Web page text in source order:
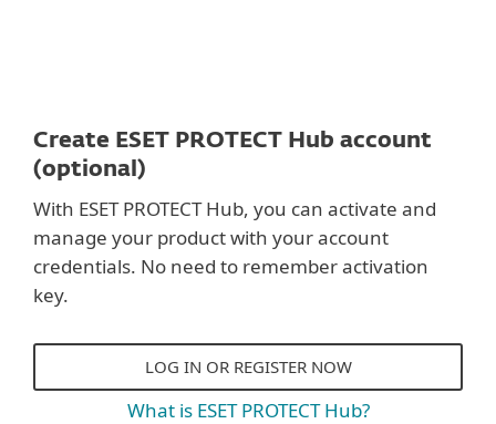
Create ESET PROTECT Hub account
(optional)
With ESET PROTECT Hub, you can activate and
manage your product with your account
credentials. No need to remember activation
key.
LOG IN OR REGISTER NOW
What is ESET PROTECT Hub?